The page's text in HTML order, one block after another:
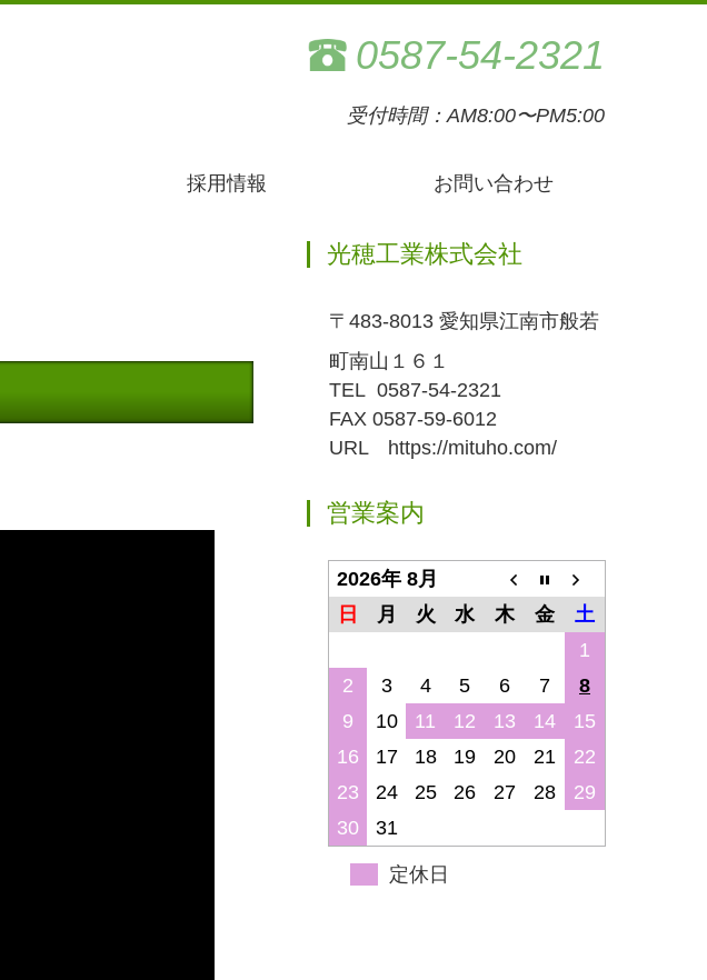
0587-54-2321
受付時間：AM8:00〜PM5:00
採用情報 お問い合わせ
光穂工業株式会社
〒483-8013 愛知県江南市般若
町南山１６１
TEL 0587-54-2321
FAX 0587-59-6012
URL https://mituho.com/
営業案内
2026年 8月
日
月 火 水 木 金
土
1
2
3 4 5 6 7
8
9
10 11 12 13 14
15
16
17 18 19 20 21
22
23
24 25 26 27 28
29
30
31
定休日